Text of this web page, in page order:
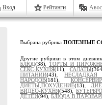
Вход Рейтинги
Выбрана рубрика ПОЛЕЗНЫЕ
Другие рубрики в этом
БЛЮД(38), ТОРТЫ И
СЕКС-КУХНЯ(11),САЛАТЫ
ПИТАНИИ(43),НЕСЛАДКАЯ
НАРОДОВ(181),
ДИЕТЫ,ПОХУДЕНИЕ(13),
ВИДЕО-КУХНЯ(548),
ДЕТЕЙ(94), БЛЮДА В